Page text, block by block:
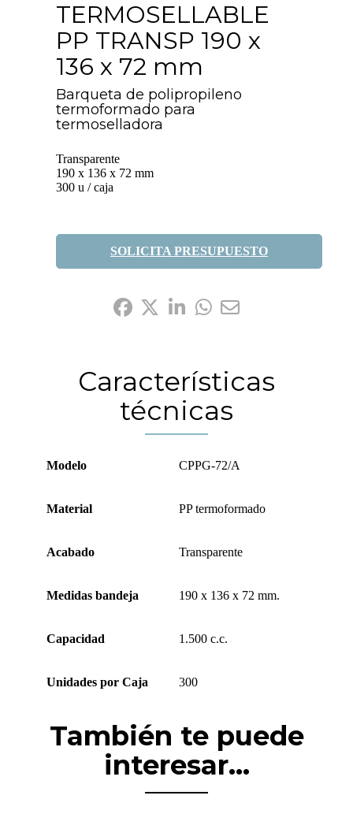
TERMOSELLABLE
PP TRANSP 190 x
136 x 72 mm
Barqueta de polipropileno
termoformado para
termoselladora
Transparente
190 x 136 x 72 mm
300 u / caja
SOLICITA PRESUPUESTO
Características
técnicas
Modelo CPPG-72/A
Material PP termoformado
Acabado Transparente
Medidas bandeja 190 x 136 x 72 mm.
Capacidad 1.500 c.c.
Unidades por Caja 300
También te puede
interesar...